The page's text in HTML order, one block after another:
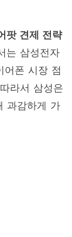
팟 견제 전략
는 삼성전자
어폰 시장 점
라서 삼성은
과감하게 가